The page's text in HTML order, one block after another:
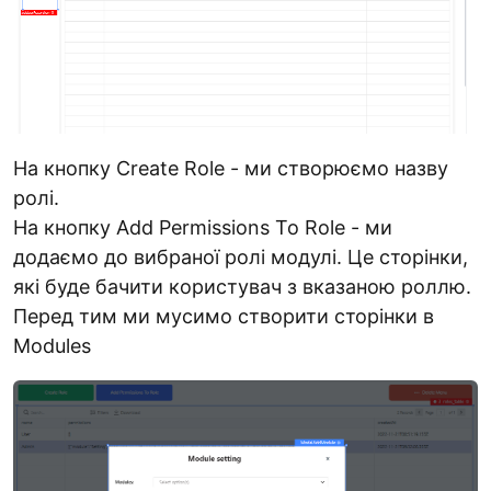
На кнопку Create Role - ми створюємо назву
ролі.
На кнопку Add Permissions To Role - ми
додаємо до вибраної ролі модулі. Це сторінки,
які буде бачити користувач з вказаною роллю.
Перед тим ми мусимо створити сторінки в
Modules